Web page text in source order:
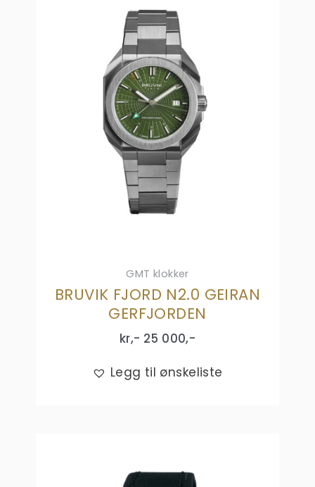
GMT klokker
BRUVIK FJORD N2.0 GEIRAN
GERFJORDEN
kr,- 25 000,-
Legg til ønskeliste